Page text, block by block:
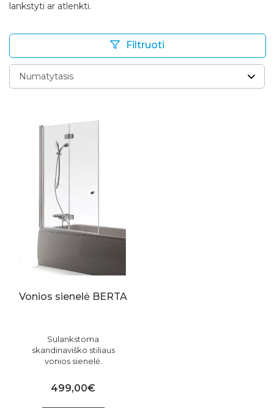
lankstyti ar atlenkti.
Filtruoti
Vonios sienelė BERTA
Sulankstoma
skandinaviško stiliaus
vonios sienelė.
499,00€